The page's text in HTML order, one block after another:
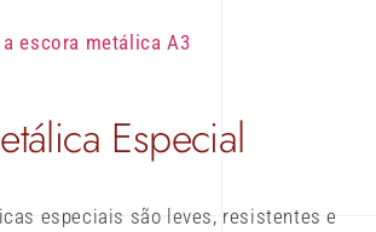
escora metálica A3
Especial
especiais são leves, resistentes e